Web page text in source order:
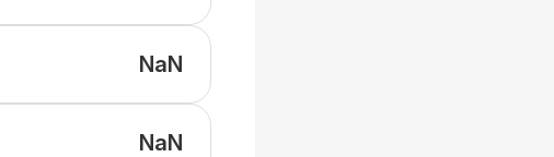
NaN
NaN